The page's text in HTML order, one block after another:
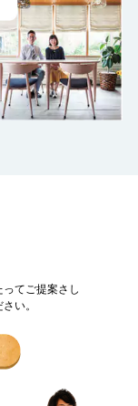
ってご提案さし
い。